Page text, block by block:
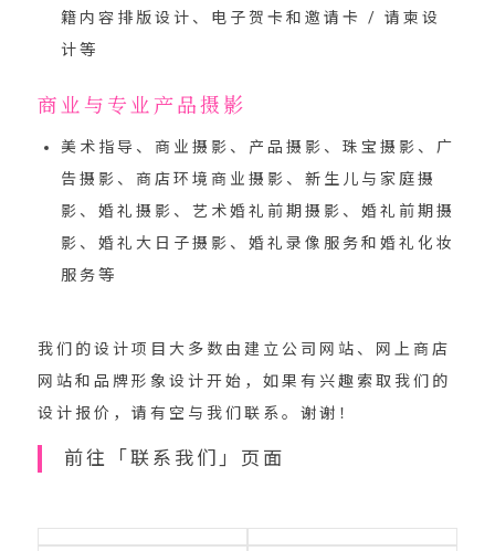
籍内容排版设计、电子贺卡和邀请卡 / 请柬设
计等
商业与专业产品摄影
美术指导、商业摄影、产品摄影、珠宝摄影、广
告摄影、商店环境商业摄影、新生儿与家庭摄
影、婚礼摄影、艺术婚礼前期摄影、婚礼前期摄
影、婚礼大日子摄影、婚礼录像服务和婚礼化妆
服务等
我们的设计项目大多数由建立公司网站、网上商店
网站和品牌形象设计开始，如果有兴趣索取我们的
设计报价， 请有空与我们联系 。谢谢！
前往「联系我们」页面